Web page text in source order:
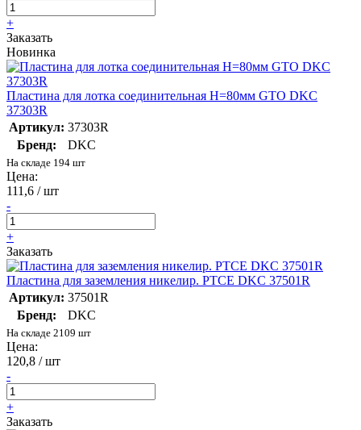
+
Заказать
Новинка
Пластина для лотка соединительная H=80мм GTO DKC
37303R
Артикул: 37303R
Бренд:
DKC
На складе 194 шт
Цена:
111,6 / шт
-
+
Заказать
Пластина для заземления никелир. PTCE DKC 37501R
Артикул: 37501R
Бренд:
DKC
На складе 2109 шт
Цена:
120,8 / шт
-
+
Заказать